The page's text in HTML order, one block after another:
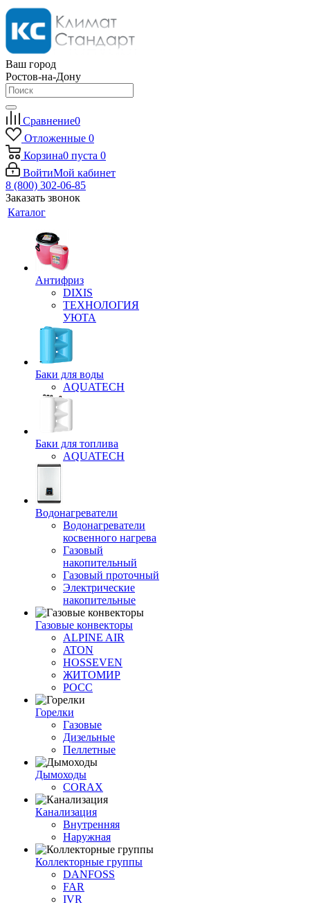
Ваш город
Ростов-на-Дону
Сравнение0
Отложенные 0
Корзина0 пуста 0
ВойтиМой кабинет
8 (800) 302-06-85
Заказать звонок
Каталог
Антифриз
DIXIS
ТЕХНОЛОГИЯ
УЮТА
Баки для воды
AQUATECH
Баки для топлива
AQUATECH
Водонагреватели
Водонагреватели
косвенного нагрева
Газовый
накопительный
Газовый проточный
Электрические
накопительные
Газовые конвекторы
ALPINE AIR
ATON
HOSSEVEN
ЖИТОМИР
РОСС
Горелки
Газовые
Дизельные
Пеллетные
Дымоходы
CORAX
Канализация
Внутренняя
Наружная
Коллекторные группы
DANFOSS
FAR
IVR